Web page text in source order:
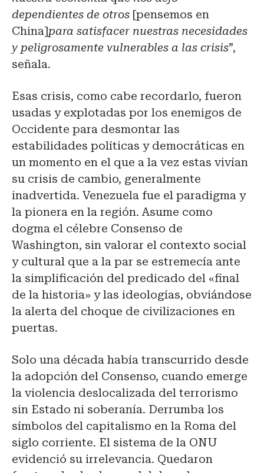
dependientes de otros [pensemos en
China]para satisfacer nuestras necesidades
y peligrosamente vulnerables a las crisis”,
señala.
Esas crisis, como cabe recordarlo, fueron
usadas y explotadas por los enemigos de
Occidente para desmontar las
estabilidades políticas y democráticas en
un momento en el que a la vez estas vivían
su crisis de cambio, generalmente
inadvertida. Venezuela fue el paradigma y
la pionera en la región. Asume como
dogma el célebre Consenso de
Washington, sin valorar el contexto social
y cultural que a la par se estremecía ante
la simplificación del predicado del «final
de la historia» y las ideologías, obviándose
la alerta del choque de civilizaciones en
puertas.
Solo una década había transcurrido desde
la adopción del Consenso, cuando emerge
la violencia deslocalizada del terrorismo
sin Estado ni soberanía. Derrumba los
símbolos del capitalismo en la Roma del
siglo corriente. El sistema de la ONU
evidenció su irrelevancia. Quedaron